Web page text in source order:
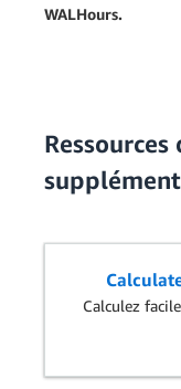
WALHours.
Calculez